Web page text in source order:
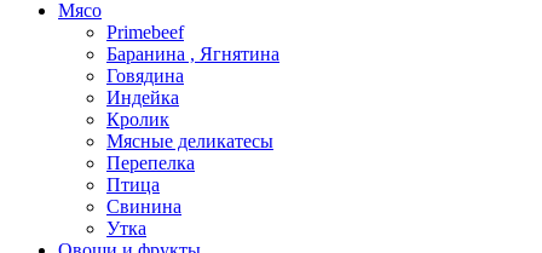
Мясо
Primebeef
Баранина , Ягнятина
Говядина
Индейка
Кролик
Мясные деликатесы
Перепелка
Птица
Свинина
Утка